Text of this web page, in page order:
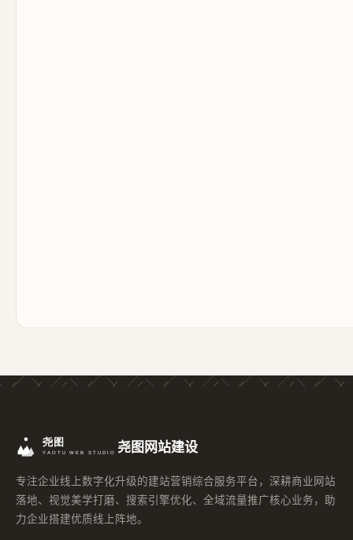
尧图网站建设
专注企业线上数字化升级的建站营销综合服务平台，深耕商业网站
落地、视觉美学打磨、搜索引擎优化、全域流量推广核心业务，助
力企业搭建优质线上阵地。